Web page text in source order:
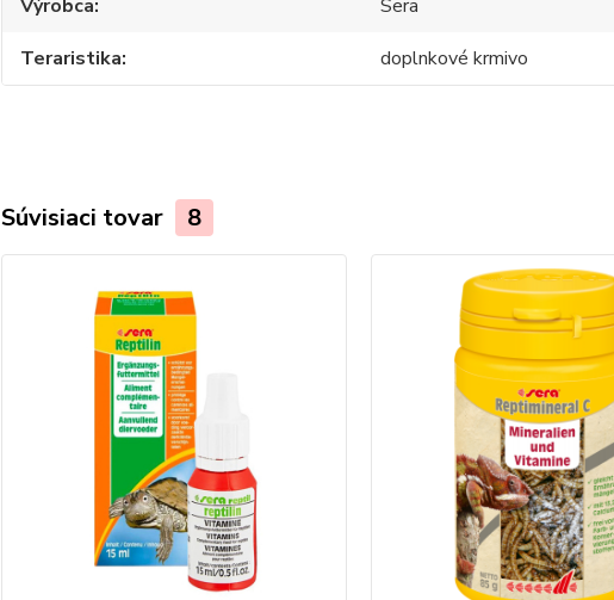
Výrobca
Sera
Teraristika
doplnkové krmivo
Súvisiaci tovar 8